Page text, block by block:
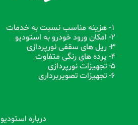
1- هزینه مناسب نسبت به خدمات
2- امکان ورود خودرو به استودیو
3- ریل های سقفی نورپردازی
4- پرده های رنگی متفاوت
5- تجهیزات نورپردازی
6- تجهیزات تصویربرداری
درباره استودیو